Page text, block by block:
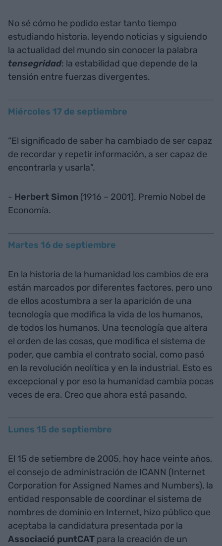
No sé cómo he podido estar tanto tiempo
estudiando historia, leyendo noticias y siguiendo
la actualidad del mundo sin conocer la palabra
tensegridad: la estabilidad que depende de la
tensión entre fuerzas divergentes.
Miércoles 17 de septiembre
“El significado de saber ha cambiado de ser capaz
de recordar y repetir información, a ser capaz de
encontrarla y usarla”.
- Herbert Simon (1916 – 2001). Premio Nobel de
Economía.
Martes 16 de septiembre
En la historia de la humanidad los cambios de era
están marcados por diferentes factores, pero uno
de ellos acostumbra a ser la aparición de una
tecnología que modifica la vida de los humanos,
de todos los humanos. Una tecnología que altera
el orden de las cosas, que modifica el sistema de
poder, que cambia el contrato social, como pasó
en la revolución neolítica y en la industrial. Esto es
excepcional y por eso la humanidad cambia pocas
veces de era. Creo que ahora está pasando.
Lunes 15 de septiembre
El 15 de setiembre de 2005, hoy hace veinte años,
el consejo de administración de ICANN (Internet
Corporation for Assigned Names and Numbers), la
entidad responsable de coordinar el sistema de
nombres de dominio en Internet, hizo público que
aceptaba la candidatura presentada por la
Associació puntCAT para la creación de un